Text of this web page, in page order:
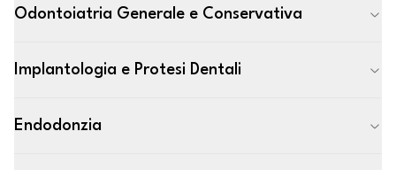
Odontoiatria Generale e Conservativa
Implantologia e Protesi Dentali
Endodonzia